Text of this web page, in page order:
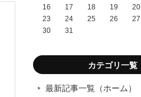
「制
16
17 18 19 20
23
24 25 26 27
30
31
カテゴリ一覧
最新記事一覧（ホーム）